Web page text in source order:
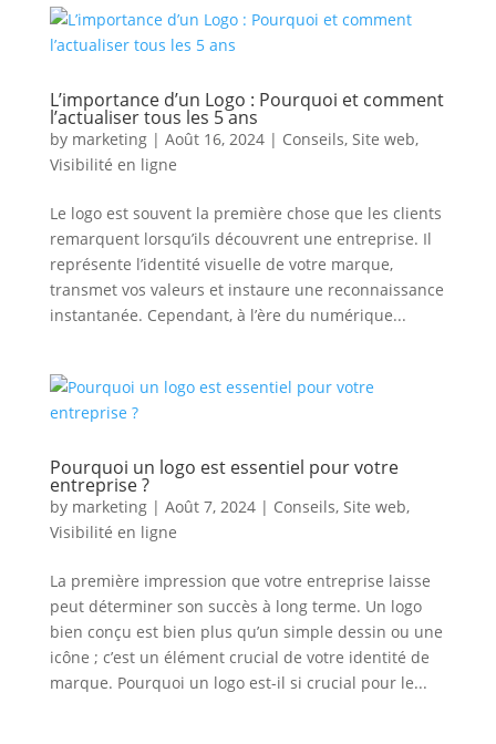
L’importance d’un Logo : Pourquoi et comment
l’actualiser tous les 5 ans
by marketing| Août 16, 2024| Conseils, Site web,
Visibilité en ligne
Le logo est souvent la première chose que les clients
remarquent lorsqu’ils découvrent une entreprise. Il
représente l’identité visuelle de votre marque,
transmet vos valeurs et instaure une reconnaissance
instantanée. Cependant, à l’ère du numérique...
Pourquoi un logo est essentiel pour votre
entreprise ?
by marketing| Août 7, 2024| Conseils, Site web,
Visibilité en ligne
La première impression que votre entreprise laisse
peut déterminer son succès à long terme. Un logo
bien conçu est bien plus qu’un simple dessin ou une
icône ; c’est un élément crucial de votre identité de
marque. Pourquoi un logo est-il si crucial pour le...